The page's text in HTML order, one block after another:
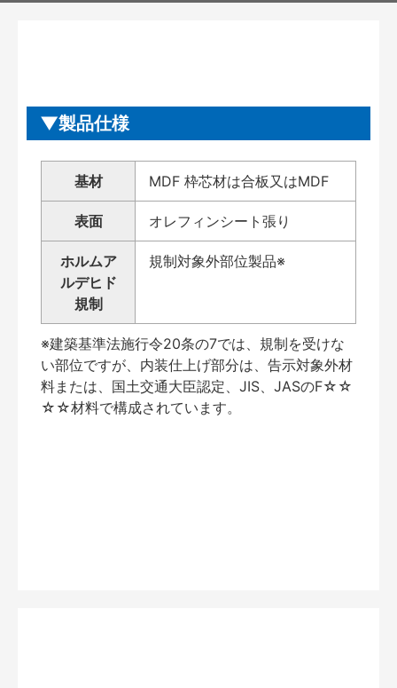
製品仕様
基材 MDF 枠芯材は合板又はMDF
表面 オレフィンシート張り
ホルムア
ルデヒド
規制
規制対象外部位製品※
※建築基準法施行令20条の7では、規制を受けな
い部位ですが、内装仕上げ部分は、告示対象外材
料または、国土交通大臣認定、JIS、JASのF☆☆
☆☆材料で構成されています。